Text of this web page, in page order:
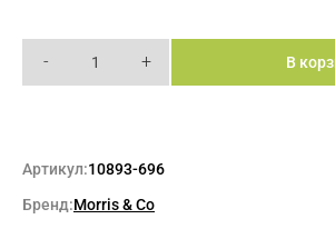
- + В
Артикул:10893-696
Бренд:Morris & Co